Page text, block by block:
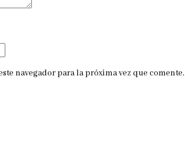
navegador para la próxima vez que comente.